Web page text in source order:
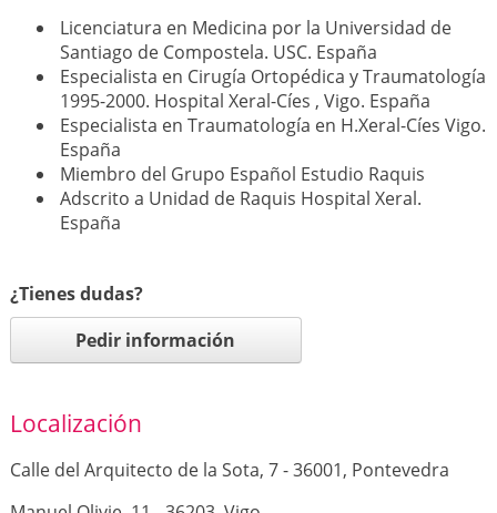
Licenciatura en Medicina por la Universidad de
Santiago de Compostela. USC. España
Especialista en Cirugía Ortopédica y Traumatología
1995-2000. Hospital Xeral-Cíes , Vigo. España
Especialista en Traumatología en H.Xeral-Cíes Vigo.
España
Miembro del Grupo Español Estudio Raquis
Adscrito a Unidad de Raquis Hospital Xeral.
España
¿Tienes dudas?
Pedir información
Localización
Calle del Arquitecto de la Sota, 7 - 36001, Pontevedra